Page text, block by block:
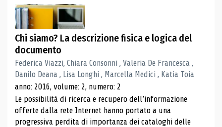
Chi siamo? La descrizione fisica e logica del
documento
Federica Viazzi, Chiara Consonni , Valeria De Francesca ,
Danilo Deana , Lisa Longhi , Marcella Medici , Katia Toia
anno: 2016, volume: 2, numero: 2
Le possibilità di ricerca e recupero dell’informazione
offerte dalla rete Internet hanno portato a una
progressiva perdita di importanza dei cataloghi delle